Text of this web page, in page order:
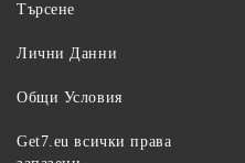
Търсене
Лични Данни
Общи Условия
Get7.eu всички права